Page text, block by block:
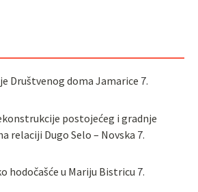
Društvenog doma Jamarice 7.
postojećeg i gradnje
relaciji Dugo Selo – Novska 7.
hodočašće u Mariju Bistricu 7.